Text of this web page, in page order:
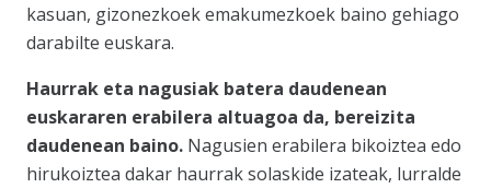
kasuan, gizonezkoek emakumezkoek baino gehiago
darabilte euskara.
Haurrak eta nagusiak batera daudenean
euskararen erabilera altuagoa da, bereizita
daudenean baino. Nagusien erabilera bikoiztea edo
hirukoiztea dakar haurrak solaskide izateak, lurralde